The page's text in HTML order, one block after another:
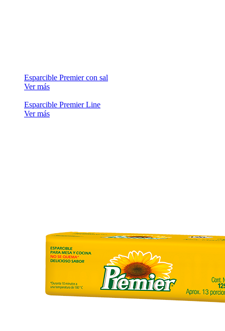
Esparcible Premier con sal
Ver más
Esparcible Premier Line
Ver más